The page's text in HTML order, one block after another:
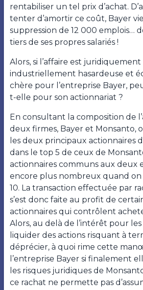
rentabiliser un tel prix d’achat.
tenter d’amortir ce coût, Bayer
suppression de 12 000 emplois…
tiers de ses propres salariés !
Alors, si l’affaire est
industriellement hasardeuse et
chère pour l’entreprise Bayer,
t-elle pour son actionnariat ?
En consultant la composition de
deux firmes, Bayer et Monsanto,
les deux principaux actionnaires
dans le top 5 de ceux de
actionnaires communs aux deux
encore plus nombreux quand on
10. La transaction effectuée par
s’est donc faite au profit de
actionnaires qui contrôlent
Alors, au delà de l’intérêt pour
liquider des actions risquant à
déprécier, à quoi rime cette
l’entreprise Bayer si finalement
les risques juridiques de
ce rachat ne permette pas